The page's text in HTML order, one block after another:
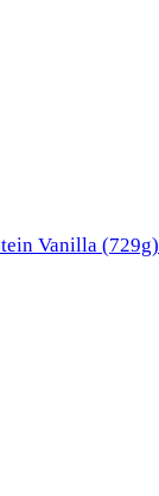
Vanilla (729g)